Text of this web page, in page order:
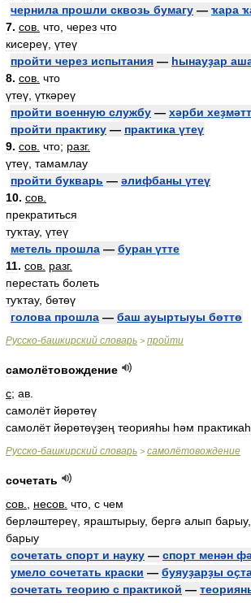
чернила прошли сквозь бумагу — ҡара
7. сов что через что
кисереү үтеү
пройти через испытания — һынауҙар
8. сов что
үтеү үткәреү
пройти военную службу — хәрби
пройти практику — практика үтеү
9. сов что; разг.
үтеү тамамлау
пройти букварь — әлифбаны үтеү
10. сов
прекратиться
туҡтау, үтеү
метель прошла — буран үтте
11. сов разг.
перестать болеть
туҡтау, бөтөү
голова прошла — баш ауыртыуы бөттө
Русско-башкирский словарь > пройти
самолётовождение
с; ав
самолёт йөрөтөү
самолёт йөрөтөүҙең теорияһы һәм
Русско-башкирский словарь > самолётовождение
сочетать
сов
несов что с чем
берләштереү яраштырыу, бергә алып барыу,
барыу
сочетать спорт и науку — спорт менән
умело сочетать краски — буяуҙарҙы
сочетать теорию с практикой —